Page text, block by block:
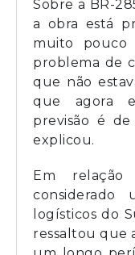
Sobre a BR-
a obra está
muito pouco
problema de
que não
que agora
previsão é
explicou.
Em relação
considerado
logísticos do
ressaltou que